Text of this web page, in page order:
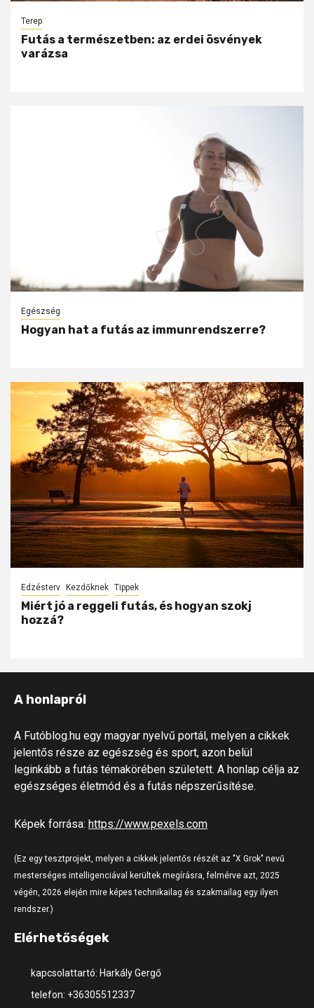
Terep
Futás a természetben: az erdei ösvények
varázsa
Egészség
Hogyan hat a futás az immunrendszerre?
Edzésterv Kezdőknek Tippek
Miért jó a reggeli futás, és hogyan szokj
hozzá?
A honlapról
A Futóblog.hu egy magyar nyelvű portál, melyen a cikkek
jelentős része az egészség és sport, azon belül
leginkább a futás témakörében született. A honlap célja az
egészséges életmód és a futás népszerűsítése.
Képek forrása: https://www.pexels.com
(Ez egy tesztprojekt, melyen a cikkek jelentős részét az "X Grok" nevű
mesterséges intelligenciával kerültek megírásra, felmérve azt, 2025
végén, 2026 elején mire képes technikailag és szakmailag egy ilyen
rendszer.)
Elérhetőségek
kapcsolattartó: Harkály Gergő
telefon: +36305512337